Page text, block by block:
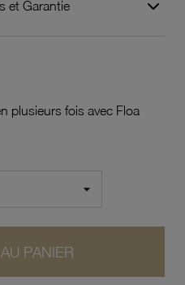
et Garantie
plusieurs fois avec Floa
PANIER